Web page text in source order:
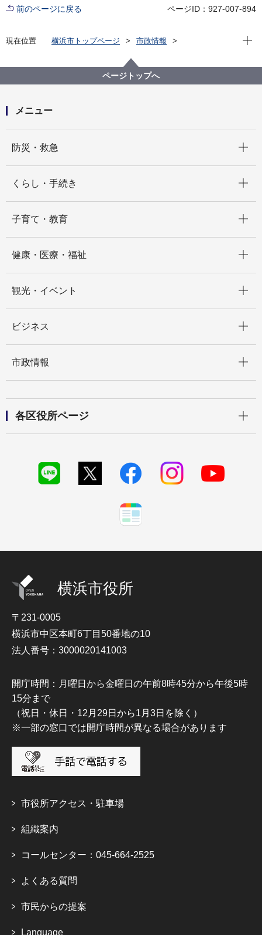
前のページに戻る ページID：927-007-894
現在位置 横浜市トップページ
市政情報
広報よこはま
現在
ページトップへ
メニュー
防災・救急
くらし・手続き
子育て・教育
健康・医療・福祉
観光・イベント
ビジネス
市政情報
各区役所ページ
横浜市役所
〒231-0005
横浜市中区本町6丁目50番地の10
法人番号：3000020141003
開庁時間：月曜日から金曜日の午前8時45分から午後5時
15分まで
（祝日・休日・12月29日から1月3日を除く）
※一部の窓口では開庁時間が異なる場合があります
市役所アクセス・駐車場
組織案内
コールセンター：045-664-2525
よくある質問
市民からの提案
Language